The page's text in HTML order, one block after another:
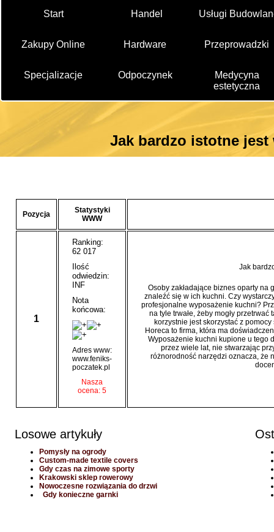
Start Handel Usługi
Zakupy Online Hardware Przeprowadzki
Specjalizacje Odpoczynek
Medycyna
estetyczna
Jak bardzo istotne
Pozycja
Statystyki
WWW
1
Ranking:
62 017
Ilość
odwiedzin:
INF
Nota
końcowa:
Adres www:
www.feniks-
poczatek.pl
Nasza
ocena: 5
Jak
Osoby zakładające biznes oparty
znaleźć się w ich kuchni. Czy
profesjonalne wyposażenie kuchni?
na tyle trwałe, żeby mogły
korzystnie jest skorzystać z
Horeca to firma, która ma
Wyposażenie kuchni kupione u tego
przez wiele lat, nie stwarzając
różnorodność narzędzi oznacza, że
Losowe artykuły
Pomysły na ogrody
Custom-made textile covers
Gdy czas na zimowe sporty
Krakowski sklep rowerowy
Nowoczesne rozwiązania do drzwi
Gdy konieczne garnki